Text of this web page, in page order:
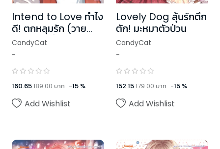
Intend to Love ทำไง
ดี! ตกหลุมรัก (วาย
ร้าย) นายขี้แกล้ง
CandyCat
-
160.65189.00บาท -15 %
Add Wishlist
Lovely Dog ลุ้นรักตึก
ตัก! มะหมาตัวป่วน
CandyCat
-
152.15179.00บาท -15 %
Add Wishlist